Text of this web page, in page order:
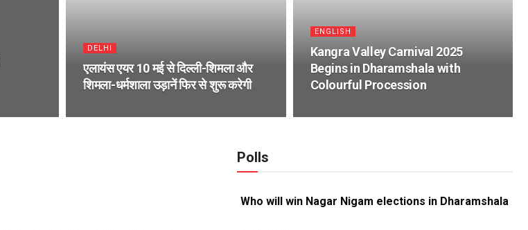
DELHI
एलायंस एयर 10 मई से दिल्ली-शिमला और
शिमला-धर्मशाला उड़ानें फिर से शुरू करेगी
ENGLISH
Kangra Valley Carnival 2025
Begins in Dharamshala with
Colourful Procession
Polls
Who will win Nagar Nigam elections in Dharamshala